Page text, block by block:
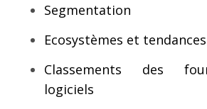
Segmentation
Ecosystèmes et tendances
Classements des
logiciels